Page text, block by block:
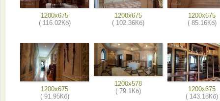
1200x675
( 116.02Кб)
1200x675
( 102.36Кб)
1200x675
( 85.16Кб)
1200x675
( 91.95Кб)
1200x578
( 79.1Кб)
1200x675
( 143.18Кб)